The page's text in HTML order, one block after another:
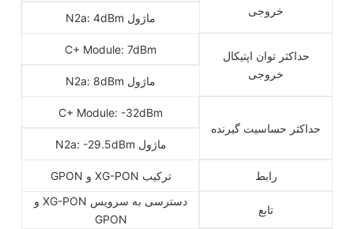
خروجی
ماژول N2a: 4dBm
حداکثر توان اپتیکال
خروجی
C+ Module: 7dBm
ماژول N2a: 8dBm
حداکثر حساسیت گیرنده
C+ Module: -32dBm
ماژول N2a: -29.5dBm
رابط ترکیب XG-PON و GPON
تابع
دسترسی به سرویس XG-PON و
GPON